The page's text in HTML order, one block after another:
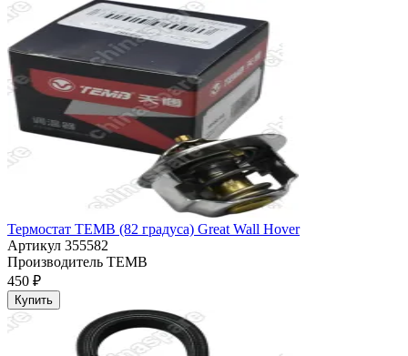
Термостат TEMB (82 градуса) Great Wall Hover
Артикул 355582
Производитель TEMB
450 ₽
Купить